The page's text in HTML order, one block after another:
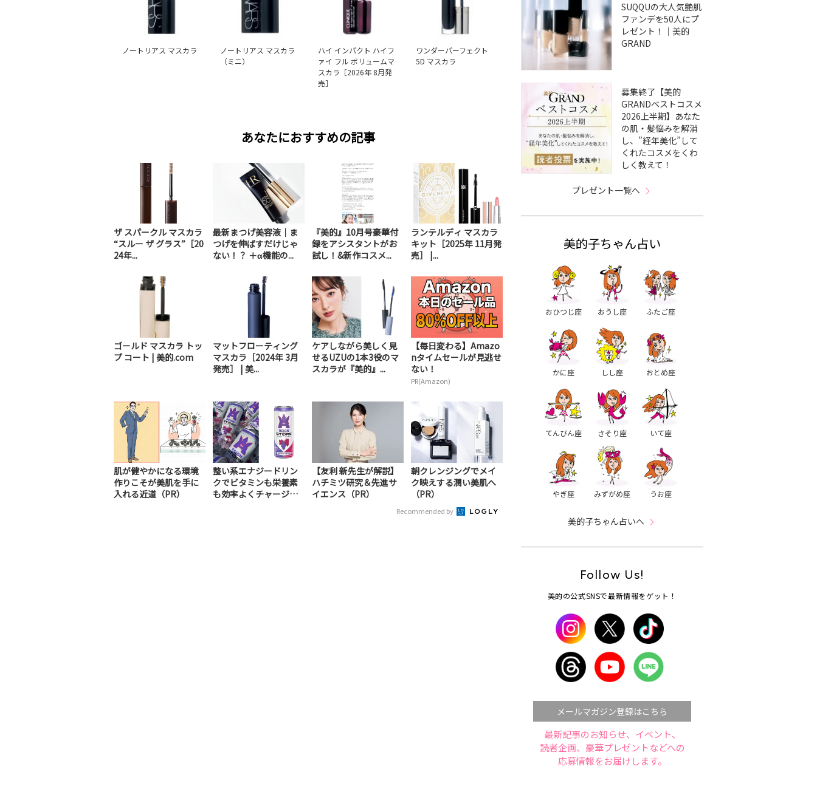
ノートリアス マスカラ
ノートリアス マスカラ
（ミニ）
ハイ インパクト ハイフ
ァイ フル ボリュームマ
スカラ［2026年 8月発
売］
ワンダーパーフェクト
5D マスカラ
あなたにおすすめの記事
ザ スパークル マスカラ
“スルー ザ グラス”［20
24年...
最新まつげ美容液｜ま
つげを伸ばすだけじゃ
ない！？ ＋α機能の...
『美的』10月号豪華付
録をアシスタントがお
試し！&新作コスメ...
ランテルディ マスカラ
キット［2025年 11月発
売］ |...
ゴールド マスカラ トッ
プ コート | 美的.com
マットフローティング
マスカラ［2024年 3月
発売］ | 美...
ケアしながら美しく見
せるUZUの1本3役のマ
スカラが『美的』...
【毎日変わる】Amazo
nタイムセールが見逃せ
ない！
PR(Amazon)
肌が健やかになる環境
作りこそが美肌を手に
入れる近道（PR）
整い系エナジードリン
クでビタミンも栄養素
も効率よくチャージ！
【友利 新先生が解説】
ハチミツ研究＆先進サ
イエンス（PR）
朝クレンジングでメイ
ク映えする潤い美肌へ
（PR）
Recommended by
SUQQUの大人気艶肌
ファンデを50人にプ
レゼント！｜美的
GRAND
募集終了【美的
GRANDベストコスメ
2026上半期】あなた
の肌・髪悩みを解消
し、”経年美化”して
くれたコスメをくわ
しく教えて！
プレゼント一覧へ
美的子ちゃん占い
おひつじ座 おうし座 ふたご座
かに座 しし座 おとめ座
てんびん座 さそり座 いて座
やぎ座 みずがめ座 うお座
美的子ちゃん占いへ
Follow Us!
美的の公式SNSで最新情報をゲット！
メールマガジン登録はこちら
最新記事のお知らせ、イベント、
読者企画、豪華プレゼントなどへの
応募情報をお届けします。